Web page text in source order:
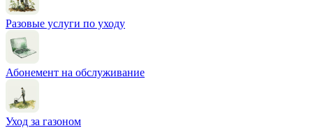
Разовые услуги по уходу
Абонемент на обслуживание
Уход за газоном